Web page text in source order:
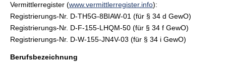
Vermittlerregister (www.vermittlerregister.info):
Registrierungs-Nr. D-TH5G-8BIAW-01 (für § 34 d GewO)
Registrierungs-Nr. D-F-155-LHQM-50 (für § 34 f GewO)
Registrierungs-Nr. D-W-155-JN4V-03 (für § 34 i GewO)
Berufsbezeichnung